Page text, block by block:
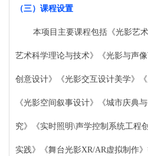
（三） 课程设置
本项目主要课程包括《光影艺
艺术科学理论与技术》《光影与声
创意设计》《光影交互设计美学》
《光影空间叙事设计》《城市庆典
究》《实时照明\声学控制系统工程
实践》《舞台光影XR/AR虚拟制作》